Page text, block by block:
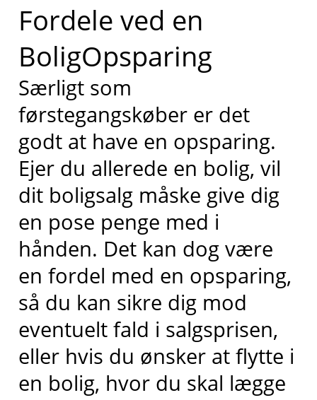
Fordele ved en
BoligOpsparing
Særligt som
førstegangskøber er det
godt at have en opsparing.
Ejer du allerede en bolig, vil
dit boligsalg måske give dig
en pose penge med i
hånden. Det kan dog være
en fordel med en opsparing,
så du kan sikre dig mod
eventuelt fald i salgsprisen,
eller hvis du ønsker at flytte i
en bolig, hvor du skal lægge